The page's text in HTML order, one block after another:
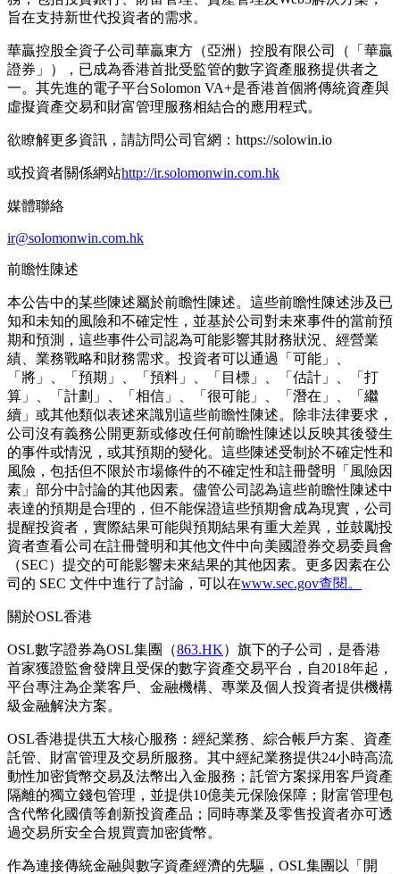
旨在支持新世代投資者的需求。
華贏控股全資子公司華贏東方（亞洲）控股有限公司（「華贏
證券」），已成為香港首批受監管的數字資產服務提供者之
一。其先進的電子平台Solomon VA+是香港首個將傳統資產與
虛擬資產交易和財富管理服務相結合的應用程式。
欲瞭解更多資訊，請訪問公司官網：https://solowin.io
或投資者關係網站http://ir.solomonwin.com.hk
媒體聯絡
ir@solomonwin.com.hk
前瞻性陳述
本公告中的某些陳述屬於前瞻性陳述。這些前瞻性陳述涉及已
知和未知的風險和不確定性，並基於公司對未來事件的當前預
期和預測，這些事件公司認為可能影響其財務狀況、經營業
績、業務戰略和財務需求。投資者可以通過「可能」、
「將」、「預期」、「預料」、「目標」、「估計」、「打
算」、「計劃」、「相信」、「很可能」、「潛在」、「繼
續」或其他類似表述來識別這些前瞻性陳述。除非法律要求，
公司沒有義務公開更新或修改任何前瞻性陳述以反映其後發生
的事件或情況，或其預期的變化。這些陳述受制於不確定性和
風險，包括但不限於市場條件的不確定性和註冊聲明「風險因
素」部分中討論的其他因素。儘管公司認為這些前瞻性陳述中
表達的預期是合理的，但不能保證這些預期會成為現實，公司
提醒投資者，實際結果可能與預期結果有重大差異，並鼓勵投
資者查看公司在註冊聲明和其他文件中向美國證券交易委員會
（SEC）提交的可能影響未來結果的其他因素。更多因素在公
司的 SEC 文件中進行了討論，可以在www.sec.gov查閱。
關於OSL香港
OSL數字證券為OSL集團（863.HK）旗下的子公司，是香港
首家獲證監會發牌且受保的數字資產交易平台，自2018年起，
平台專注為企業客戶、金融機構、專業及個人投資者提供機構
級金融解決方案。
OSL香港提供五大核心服務：經紀業務、綜合帳戶方案、資產
託管、財富管理及交易所服務。其中經紀業務提供24小時高流
動性加密貨幣交易及法幣出入金服務；託管方案採用客戶資產
隔離的獨立錢包管理，並提供10億美元保險保障；財富管理包
含代幣化國債等創新投資產品；同時專業及零售投資者亦可透
過交易所安全合規買賣加密貨幣。
作為連接傳統金融與數字資產經濟的先驅，OSL集團以「開